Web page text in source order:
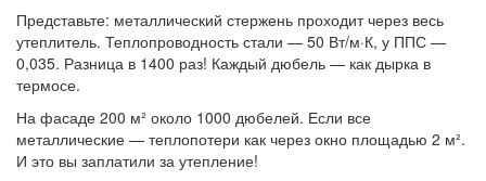
Представьте: металлический стержень проходит через весь
утеплитель. Теплопроводность стали — 50 Вт/м·К, у ППС —
0,035. Разница в 1400 раз! Каждый дюбель — как дырка в
термосе.
На фасаде 200 м² около 1000 дюбелей. Если все
металлические — теплопотери как через окно площадью 2 м².
И это вы заплатили за утепление!